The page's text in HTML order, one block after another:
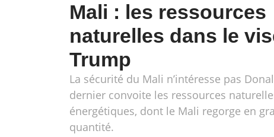
Mali : les ressources
naturelles dans le
Trump
La sécurité du Mali n’intéresse pas
dernier convoite les ressources
énergétiques, dont le Mali regorge en
quantité.